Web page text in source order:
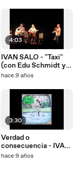
4:03
IVAN SALO - "Taxi"
(con Edu Schmidt y
Lucía Tacchetti)
hace 9 años
3:30
Verdad o
consecuencia - IVAN
SALO
hace 9 años